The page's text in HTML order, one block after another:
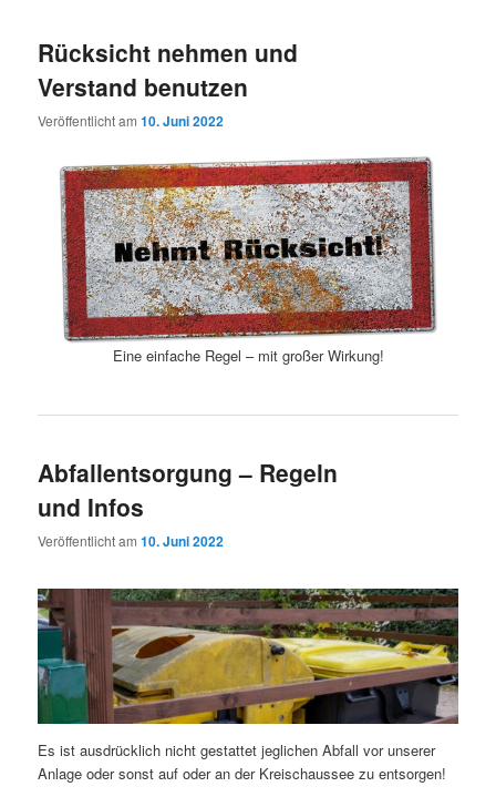
Rücksicht nehmen und
Verstand benutzen
Veröffentlicht am10. Juni 2022
Eine einfache Regel – mit großer Wirkung!
Abfallentsorgung – Regeln
und Infos
Veröffentlicht am10. Juni 2022
Es ist ausdrücklich nicht gestattet jeglichen Abfall vor unserer
Anlage oder sonst auf oder an der Kreischaussee zu entsorgen!